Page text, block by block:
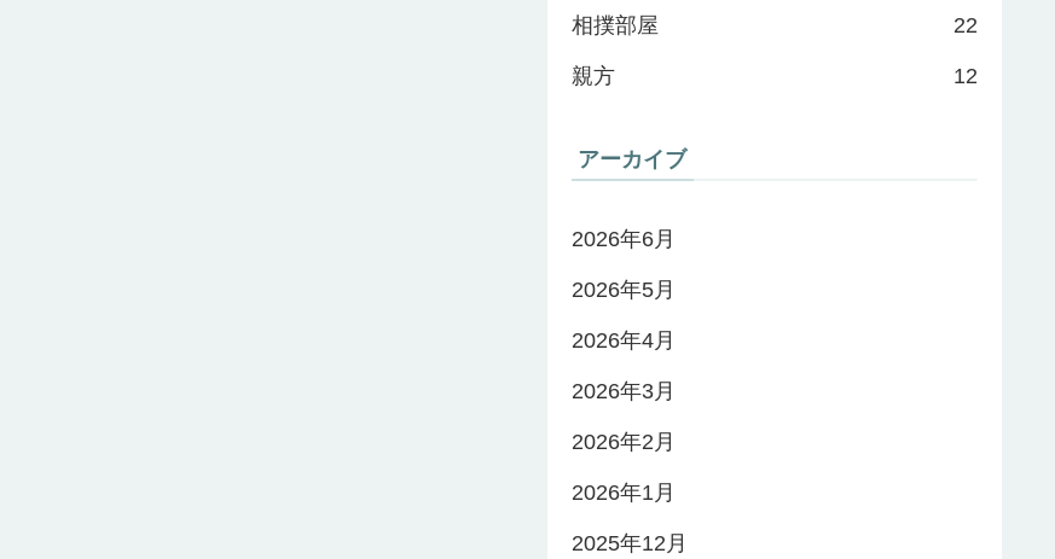
相撲部屋 22
親方 12
アーカイブ
2026年6月
2026年5月
2026年4月
2026年3月
2026年2月
2026年1月
2025年12月